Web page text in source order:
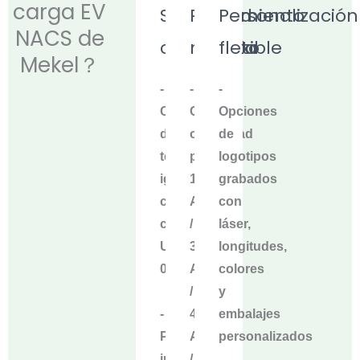
carga EV
NACS de
Mekel？
Seguridad
certificada
-
Carcasa
de
termoplástico
ignífugo
con
clasificación
UL94V-
0
-
Protección
Rendimiento
robusto
-
Con
capacidad
para
16
A
/
32
A
/
40
A
Personalización
flexible
-
Opciones
de
logotipos
grabados
con
láser,
longitudes,
colores
y
embalajes
personalizados